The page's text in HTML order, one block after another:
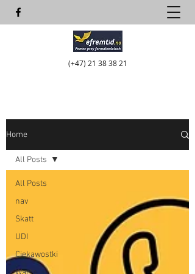
(+47) 21 38 38 21
Home
All Posts
nav
Skatt
UDI
Ciekawostki
All Posts